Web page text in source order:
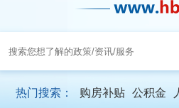
热门搜索： 购房补贴 公积金